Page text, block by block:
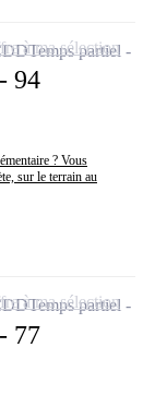
94
? Vous
sur le terrain au
Temps partiel
à ma sélection
77
Temps partiel
à ma sélection